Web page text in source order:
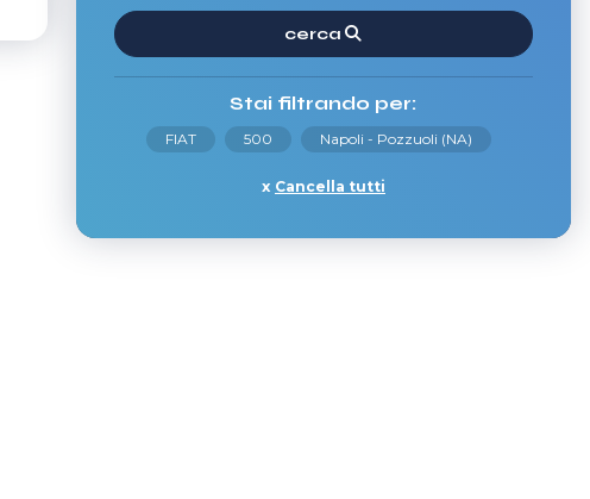
cerca
Stai filtrando per:
FIAT 500 Napoli - Pozzuoli (NA)
Cancella tutti